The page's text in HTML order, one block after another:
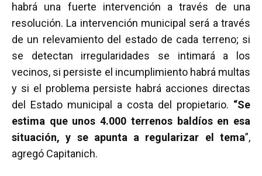
habrá una fuerte intervención a través de una
resolución. La intervención municipal será a través
de un relevamiento del estado de cada terreno; si
se detectan irregularidades se intimará a los
vecinos, si persiste el incumplimiento habrá multas
y si el problema persiste habrá acciones directas
del Estado municipal a costa del propietario. “Se
estima que unos 4.000 terrenos baldíos en esa
situación, y se apunta a regularizar el tema”,
agregó Capitanich.